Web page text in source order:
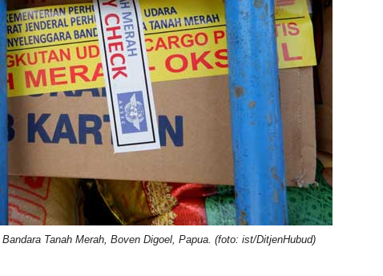
Tanah Merah, Boven Digoel, Papua. (foto: ist/DitjenHubud)